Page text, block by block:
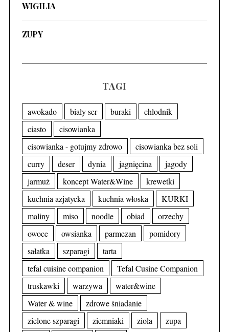
WIGILIA
ZUPY
TAGI
awokado biały ser buraki
chłodnik
ciasto
cisowianka
cisowianka - gotujmy zdrowo
cisowianka bez soli
curry
deser dynia jagnięcina
jagody
jarmuż
koncept Water&Wine
krewetki
kuchnia azjatycka
kuchnia włoska
KURKI
maliny
miso noodle obiad
orzechy
owoce
owsianka parmezan
pomidory
sałatka
szparagi
tarta
tefal cuisine companion
Tefal Cusine Companion
truskawki
warzywa
water&wine
Water & wine
zdrowe śniadanie
zielone szparagi
ziemniaki zioła
zupa